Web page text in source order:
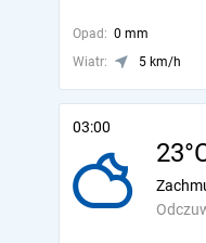
Opad: 0 mm
Wiatr:
5 km/h
03:00